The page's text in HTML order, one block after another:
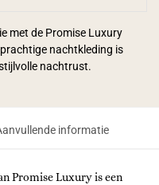
met de Promise Luxury
prachtige nachtkleding is
nachtrust.
informatie
Promise Luxury is een